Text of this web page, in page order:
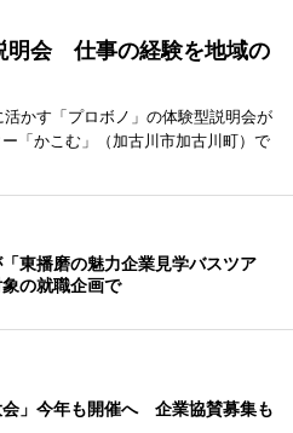
明会 仕事の経験を地域の
かす「プロボノ」の体験型説明会が
「かこむ」（加古川市加古川町）で
東播磨の魅力企業見学バスツア
の就職企画で
会」今年も開催へ 企業協賛募集も